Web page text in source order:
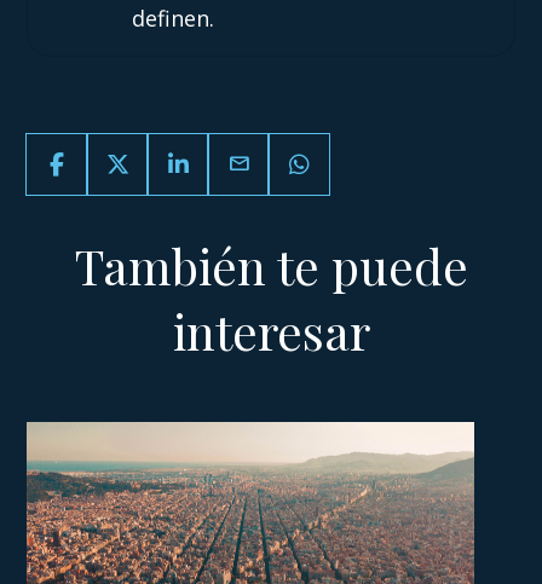
definen.
email
También te puede
interesar